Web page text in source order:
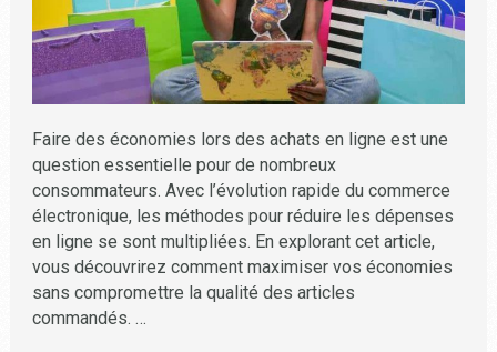
Faire des économies lors des achats en ligne est une
question essentielle pour de nombreux
consommateurs. Avec l’évolution rapide du commerce
électronique, les méthodes pour réduire les dépenses
en ligne se sont multipliées. En explorant cet article,
vous découvrirez comment maximiser vos économies
sans compromettre la qualité des articles
commandés. …